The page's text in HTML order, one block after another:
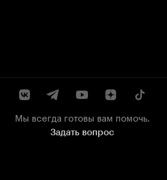
Мы всегда готовы вам помочь.
Задать вопрос